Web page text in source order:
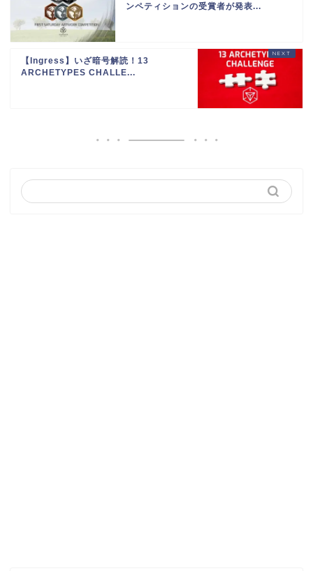
ンペティションの受賞者が発表...
【Ingress】いざ暗号解読！13
ARCHETYPES CHALLE...